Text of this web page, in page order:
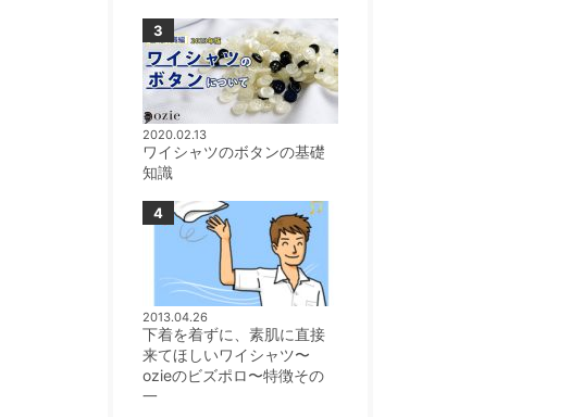
2020.02.13
ワイシャツのボタンの基礎
知識
2013.04.26
下着を着ずに、素肌に直接
来てほしいワイシャツ〜
ozieのビズポロ〜特徴その
一